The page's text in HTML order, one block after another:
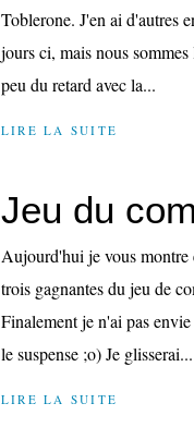
Toblerone. J'en ai d'autres
jours ci, mais nous
peu du retard avec la...
LIRE LA SUITE
Jeu du
Aujourd'hui je vous
trois gagnantes du jeu de
Finalement je n'ai pas
le suspense ;o) Je glisserai...
LIRE LA SUITE